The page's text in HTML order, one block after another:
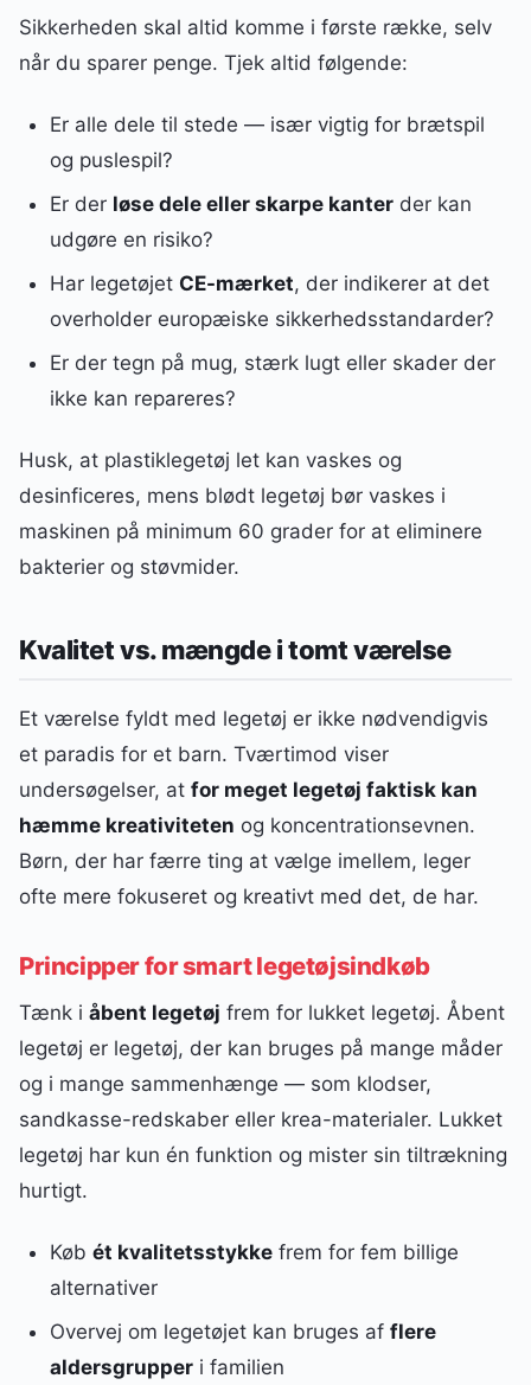
Sikkerheden skal altid komme i første række, selv
når du sparer penge. Tjek altid følgende:
Er alle dele til stede — især vigtig for brætspil
og puslespil?
Er der løse dele eller skarpe kanterder kan
udgøre en risiko?
Har legetøjet CE-mærket, der indikerer at det
overholder europæiske sikkerhedsstandarder?
Er der tegn på mug, stærk lugt eller skader der
ikke kan repareres?
Husk, at plastiklegetøj let kan vaskes og
desinficeres, mens blødt legetøj bør vaskes i
maskinen på minimum 60 grader for at eliminere
bakterier og støvmider.
Kvalitet vs. mængde i tomt værelse
Et værelse fyldt med legetøj er ikke nødvendigvis
et paradis for et barn. Tværtimod viser
undersøgelser, at for meget legetøj faktisk kan
hæmme kreativiteten og koncentrationsevnen.
Børn, der har færre ting at vælge imellem, leger
ofte mere fokuseret og kreativt med det, de har.
Principper for smart legetøjsindkøb
Tænk i åbent legetøj frem for lukket legetøj. Åbent
legetøj er legetøj, der kan bruges på mange måder
og i mange sammenhænge — som klodser,
sandkasse-redskaber eller krea-materialer. Lukket
legetøj har kun én funktion og mister sin tiltrækning
hurtigt.
Køb ét kvalitetsstykkefrem for fem billige
alternativer
Overvej om legetøjet kan bruges af flere
aldersgrupperi familien